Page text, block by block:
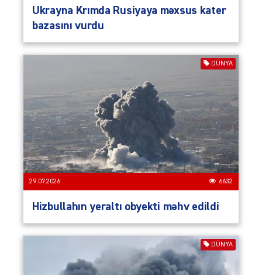
Ukrayna Krımda Rusiyaya məxsus kater
bazasını vurdu
DÜNYA
29.07.2026 6632
Hizbullahın yeraltı obyekti məhv edildi
DÜNYA